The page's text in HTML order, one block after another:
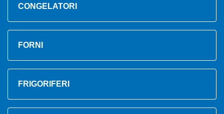
CONGELATORI
FORNI
FRIGORIFERI